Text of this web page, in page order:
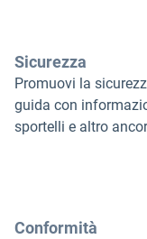
Sicurezza
Promuovi la
guida con
sportelli e altro
Conformità